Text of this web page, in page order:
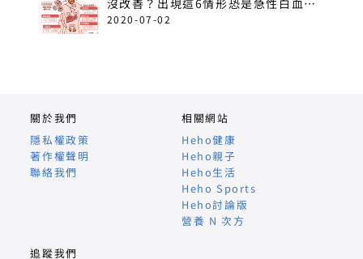
沒改善？出現這6情形恐是急性白血
病！
2020-07-02
關於我們
隱私權政策
著作權聲明
聯絡我們
相關網站
Heho健康
Heho親子
Heho生活
Heho Sports
Heho討論版
營養 N 次方
追蹤我們